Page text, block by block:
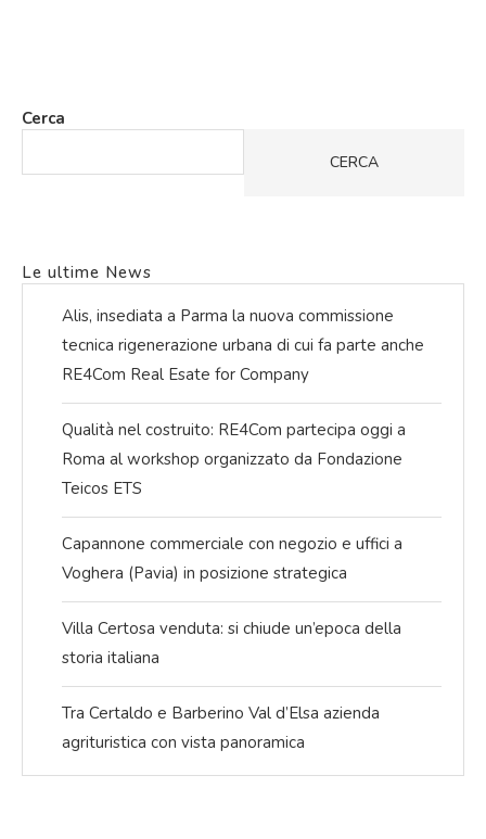
Cerca
CERCA
Le ultime News
Alis, insediata a Parma la nuova commissione
tecnica rigenerazione urbana di cui fa parte anche
RE4Com Real Esate for Company
Qualità nel costruito: RE4Com partecipa oggi a
Roma al workshop organizzato da Fondazione
Teicos ETS
Capannone commerciale con negozio e uffici a
Voghera (Pavia) in posizione strategica
Villa Certosa venduta: si chiude un’epoca della
storia italiana
Tra Certaldo e Barberino Val d’Elsa azienda
agrituristica con vista panoramica